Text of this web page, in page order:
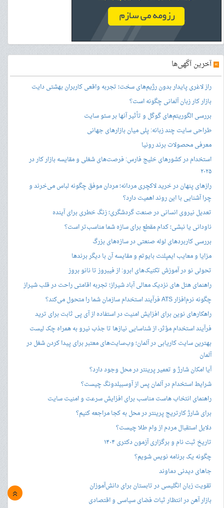
»آخرین آگهی‌ها
راز لاغری پایدار بدون رژیم‌های سخت؛ تجربه واقعی کاربران بهشتی دایت
بازار کار زبان آلمانی چگونه است؟
بررسی الگوریتم‌های گوگل و تأثیر آنها بر سئو سایت
طراحی سایت چند زبانه: پلی میان بازارهای جهانی
معرفی محصولات برند رونیا
استخدام در کشورهای خلیج فارس: فرصت‌های شغلی و مقایسه بازار کار در
۲۰۲۵
رازهای پنهان در خرید لاکچری مردانه؛ مردان موفق چگونه لباس می‌خرند و
چرا آشنایی با این روند اهمیت دارد؟
تعدیل نیروی انسانی در صنعت گردشگری؛ زنگ خطری برای آینده
ناودانی یا نبشی؛ کدام مقطع برای سازه شما مناسب‌تر است؟
بررسی کاربردهای لوله صنعتی در سازه‌های بزرگ
مزایا و معایب ایمپلنت بایوتم و مقایسه آن با دیگر برندها
تحولی نو در آموزش تکنیک‌های ابرو: از فیبروز تا نانو بروز
راهنمای هتل های نزدیک معالی آباد شیراز؛ تجربه اقامتی راحت در قلب شیراز
چگونه نرم‌افزار ATS فرآیند استخدام سازمان شما را متحول می‌کند؟
راهکارهای نوین برای افزایش امنیت در استفاده از آی پی ثابت برای ترید
فرآیند استخدام مؤثر، از شناسایی نیازها تا جذب نیرو به همراه چک لیست
بهترین سایت کاریابی در آلمان؛ وب‌سایت‌های معتبر برای پیدا کردن شغل در
آلمان
آیا امکان شارژ و تعمیر پرینتر در محل وجود دارد؟
شرایط استخدام در آلمان پس از آوسبیلدونگ چیست؟
راهنمای انتخاب هاست مناسب برای افزایش سرعت و امنیت سایت
برای شارژ کارتریج پرینتر در محل به کجا مراجعه کنیم؟
دلایل استقبال مردم از وام طلا چیست؟
تاریخ ثبت نام و برگزاری آزمون دکتری ۱۴۰۴
چگونه یک برنامه نویس شویم؟
جاهای دیدنی دماوند
تقویت زبان انگلیسی در تابستان برای دانش‌آموزان
بازار آهن در انتظار ثبات فضای سیاسی و اقتصادی
»